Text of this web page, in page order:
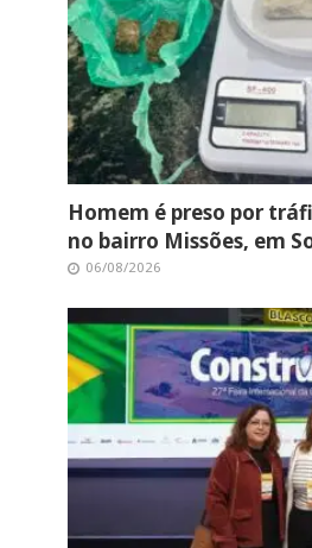
Homem é preso por
no bairro Missões, em
06/08/2026